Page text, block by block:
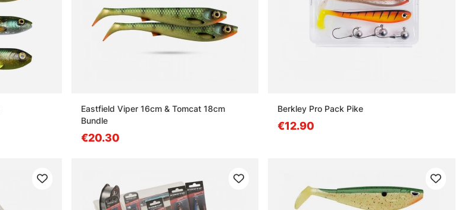
Eastfield Viper 16cm & Tomcat 18cm
Bundle
€20.30
Berkley Pro Pack Pike
€12.90